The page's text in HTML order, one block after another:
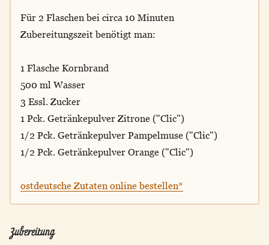
Für 2 Flaschen bei circa 10 Minuten
Zubereitungszeit benötigt man:
1 Flasche Kornbrand
500 ml Wasser
3 Essl. Zucker
1 Pck. Getränkepulver Zitrone ("Clic")
1/2 Pck. Getränkepulver Pampelmuse ("Clic")
1/2 Pck. Getränkepulver Orange ("Clic")
ostdeutsche Zutaten online bestellen*
Zubereitung